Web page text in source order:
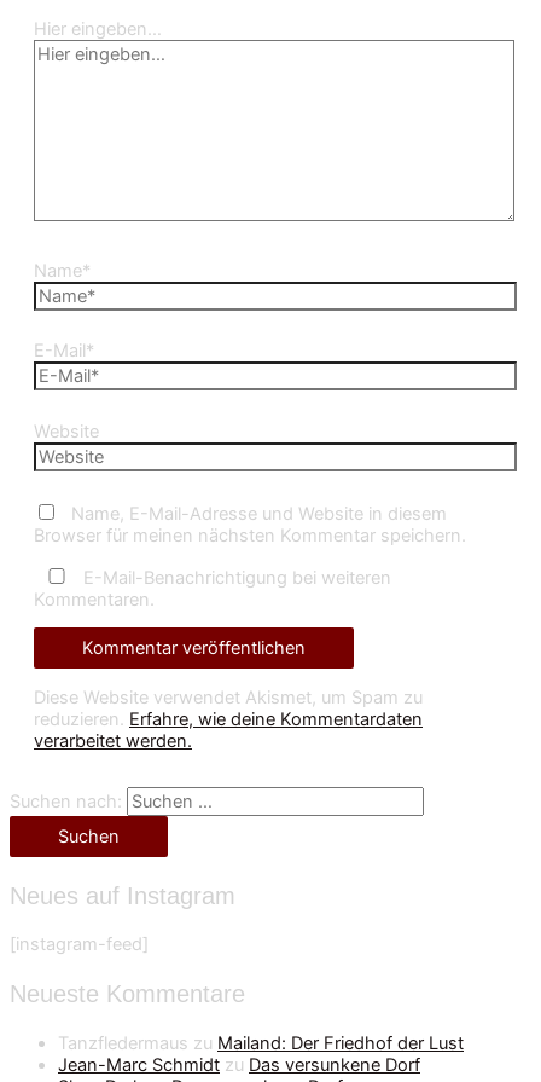
Hier eingeben…
Name*
E-Mail*
Website
Name, E-Mail-Adresse und Website in diesem
Browser für meinen nächsten Kommentar speichern.
E-Mail-Benachrichtigung bei weiteren
Kommentaren.
Diese Website verwendet Akismet, um Spam zu
reduzieren. Erfahre, wie deine Kommentardaten
verarbeitet werden.
Suchen nach:
Neues auf Instagram
[instagram-feed]
Neueste Kommentare
Tanzfledermaus zu Mailand: Der Friedhof der Lust
Jean-Marc Schmidt zu Das versunkene Dorf